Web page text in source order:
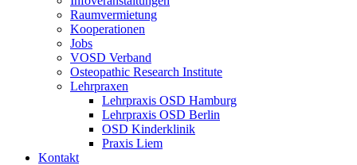
Raumvermietung
Kooperationen
Jobs
VOSD Verband
Osteopathic Research Institute
Lehrpraxen
Lehrpraxis OSD Hamburg
Lehrpraxis OSD Berlin
OSD Kinderklinik
Praxis Liem
Kontakt